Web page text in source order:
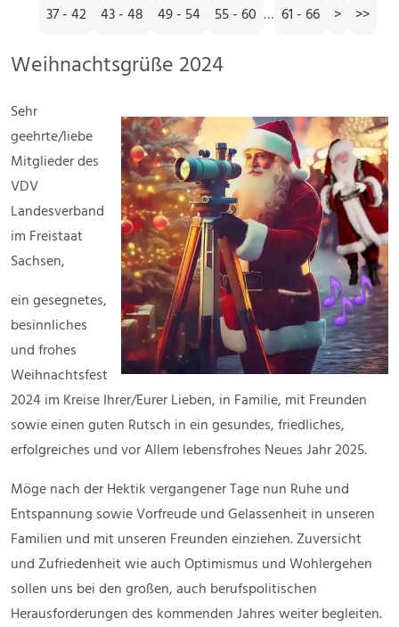
37 - 42
43 - 48 49 - 54 55 - 60 … 61 - 66 > >>
Weihnachtsgrüße 2024
Sehr
geehrte/liebe
Mitglieder des
VDV
Landesverband
im Freistaat
Sachsen,
ein gesegnetes,
besinnliches
und frohes
Weihnachtsfest
2024 im Kreise Ihrer/Eurer Lieben, in Familie, mit Freunden
sowie einen guten Rutsch in ein gesundes, friedliches,
erfolgreiches und vor Allem lebensfrohes Neues Jahr 2025.
Möge nach der Hektik vergangener Tage nun Ruhe und
Entspannung sowie Vorfreude und Gelassenheit in unseren
Familien und mit unseren Freunden einziehen. Zuversicht
und Zufriedenheit wie auch Optimismus und Wohlergehen
sollen uns bei den großen, auch berufspolitischen
Herausforderungen des kommenden Jahres weiter begleiten.